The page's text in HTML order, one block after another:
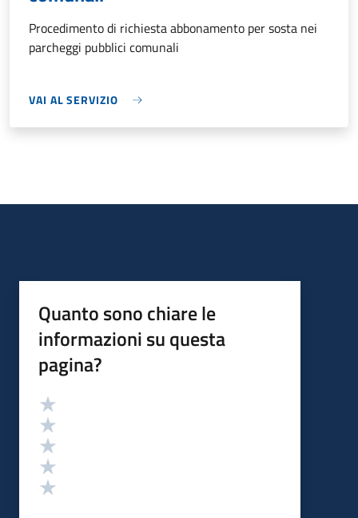
Procedimento di richiesta abbonamento per sosta nei
parcheggi pubblici comunali
VAI AL SERVIZIO
Quanto sono chiare le
informazioni su questa
pagina?
Valutazione